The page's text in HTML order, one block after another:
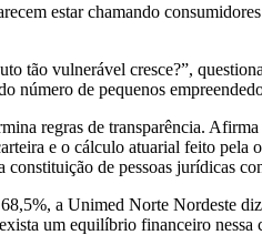
estar chamando
tão vulnerável cresce?”,
número de pequenos
regras de transparência.
e o cálculo atuarial feito pela
de pessoas jurídicas
a Unimed Norte Nordeste
um equilíbrio financeiro nessa